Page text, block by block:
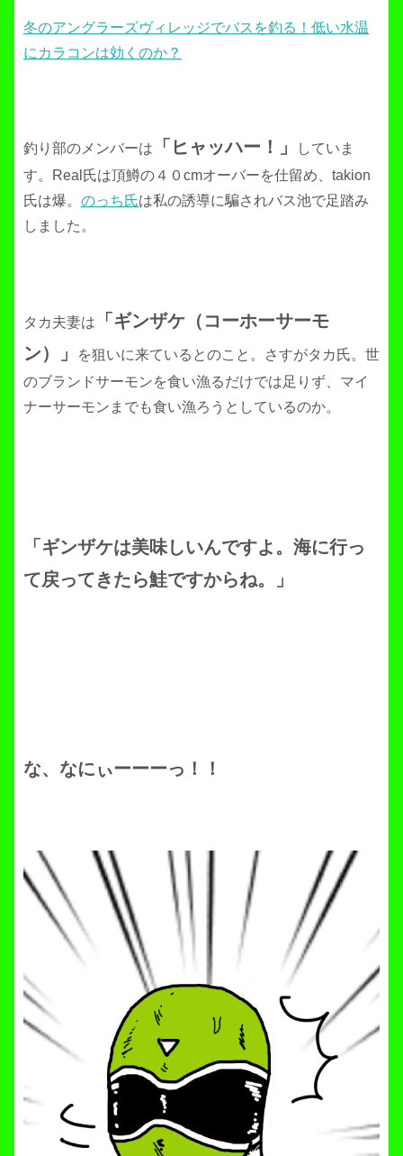
冬のアングラーズヴィレッジでバスを釣る！低い水温
にカラコンは効くのか？
釣り部のメンバーは 「ヒャッハー！」
していま
す。Real氏は頂鱒の４０cmオーバーを仕留め、takion
氏は爆。 のっち氏は私の誘導に騙されバス池で足踏み
しました。
タカ夫妻は
「ギンザケ（コーホーサーモ
ン）」
を狙いに来ているとのこと。さすがタカ氏。世
のブランドサーモンを食い漁るだけでは足りず、マイ
ナーサーモンまでも食い漁ろうとしているのか。
「ギンザケは美味しいんですよ。海に行っ
て戻ってきたら鮭ですからね。」
な、なにぃーーーっ！！